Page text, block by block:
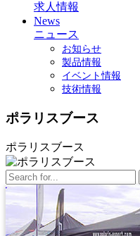
求人情報
News
ニュース
お知らせ
製品情報
イベント情報
技術情報
ポラリスブース
ポラリスブース